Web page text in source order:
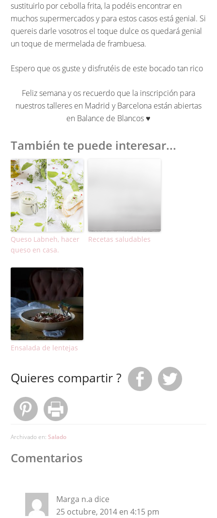
sustituirlo por cebolla frita, la podéis encontrar en
muchos supermercados y para estos casos está genial. Si
quereis darle vosotros el toque dulce os quedará genial
un toque de mermelada de frambuesa.
Espero que os guste y disfrutéis de este bocado tan rico
Feliz semana y os recuerdo que la inscripción para
nuestros talleres en Madrid y Barcelona están abiertas
en Balance de Blancos ♥︎
También te puede interesar...
Queso Labneh, hacer
queso en casa.
Recetas saludables
Ensalada de lentejas
Quieres compartir ?
Archivado en: Salado
Comentarios
Marga n.a dice
25 octubre, 2014 en 4:15 pm